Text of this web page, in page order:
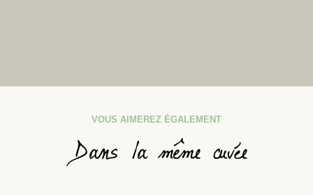
VOUS AIMEREZ ÉGALEMENT
Dans la même cuvée